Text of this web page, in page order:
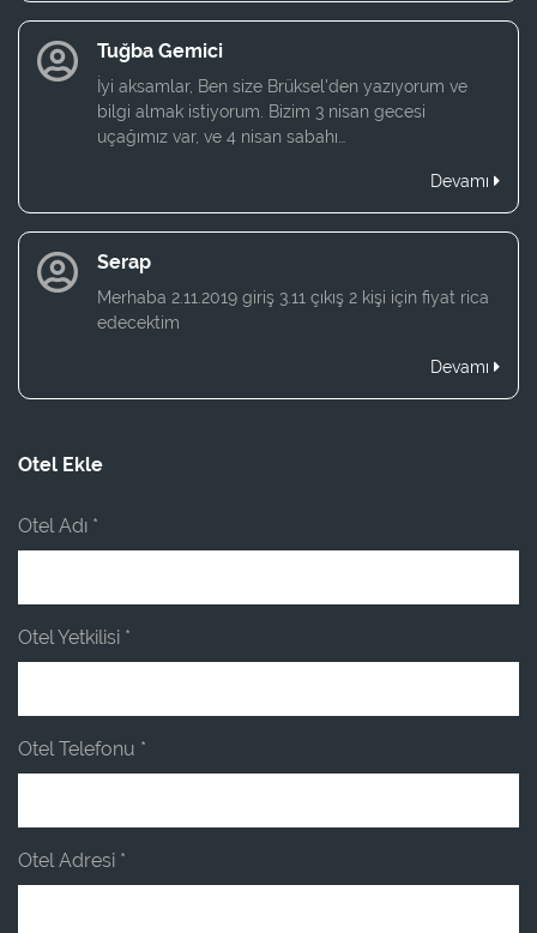
Tuğba Gemici
İyi aksamlar, Ben size Brüksel'den yazıyorum ve
bilgi almak istiyorum. Bizim 3 nisan gecesi
uçağımız var, ve 4 nisan sabahı…
Devamı
Serap
Merhaba 2.11.2019 giriş 3.11 çıkış 2 kişi için fiyat rica
edecektim
Devamı
Otel Ekle
Otel Adı *
Otel Yetkilisi *
Otel Telefonu *
Otel Adresi *